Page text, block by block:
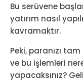
Bu serüvene
yatırım nasıl
kavramaktır.
Peki, paranızı
ve bu işlemleri
yapacaksınız?